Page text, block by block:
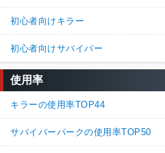
初心者向けキラー
初心者向けサバイバー
使用率
キラーの使用率TOP44
サバイバーパークの使用率TOP50